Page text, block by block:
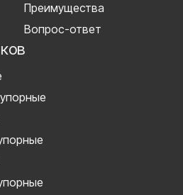
Преимущества
Вопрос-ответ